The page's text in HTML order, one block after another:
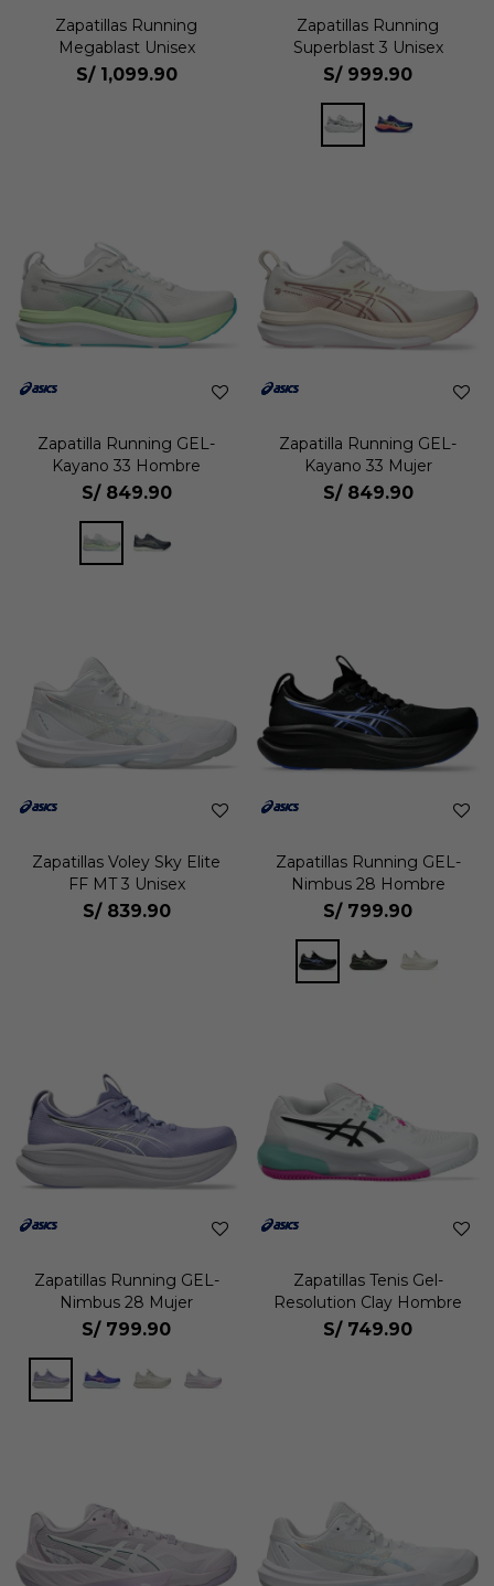
Zapatillas Running
Megablast Unisex
S/ 1,099.90
Zapatillas Running
Superblast 3 Unisex
S/ 999.90
Zapatilla Running GEL-
Kayano 33 Hombre
S/ 849.90
Zapatilla Running GEL-
Kayano 33 Mujer
S/ 849.90
Zapatillas Voley Sky Elite
FF MT 3 Unisex
S/ 839.90
Zapatillas Running GEL-
Nimbus 28 Hombre
S/ 799.90
Zapatillas Running GEL-
Nimbus 28 Mujer
S/ 799.90
Zapatillas Tenis Gel-
Resolution Clay Hombre
S/ 749.90